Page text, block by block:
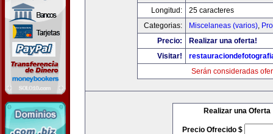
Longitud:
25 caracteres
Categorias:
Miscelaneas (varios),
Precio:
Realizar una oferta!
Visitar!
Serán consideradas
Realizar una Oferta
Precio Ofrecido $